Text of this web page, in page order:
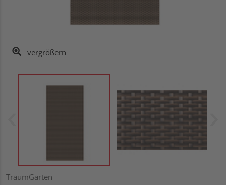
vergrößern
TraumGarten